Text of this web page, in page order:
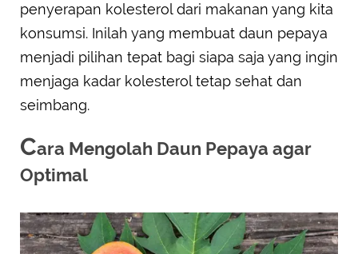
penyerapan kolesterol dari makanan yang kita
konsumsi. Inilah yang membuat daun pepaya
menjadi pilihan tepat bagi siapa saja yang ingin
menjaga kadar kolesterol tetap sehat dan
seimbang.
Cara Mengolah Daun Pepaya agar
Optimal